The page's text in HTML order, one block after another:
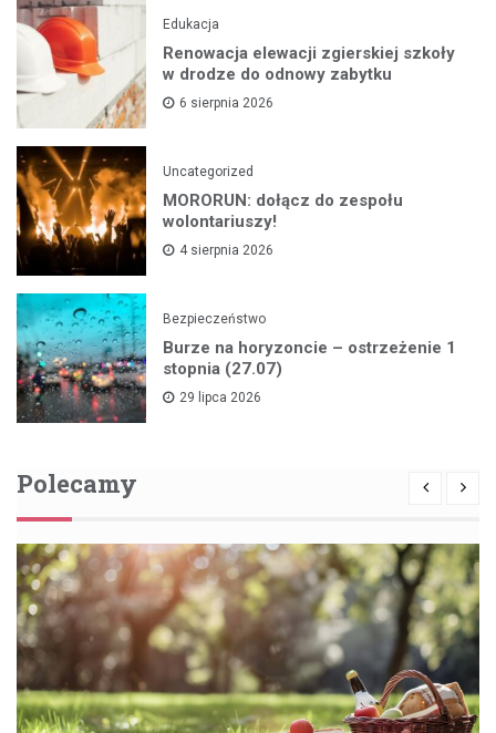
Edukacja
Renowacja elewacji zgierskiej szkoły
w drodze do odnowy zabytku
6 sierpnia 2026
Uncategorized
MORORUN: dołącz do zespołu
wolontariuszy!
4 sierpnia 2026
Bezpieczeństwo
Burze na horyzoncie – ostrzeżenie 1
stopnia (27.07)
29 lipca 2026
Polecamy